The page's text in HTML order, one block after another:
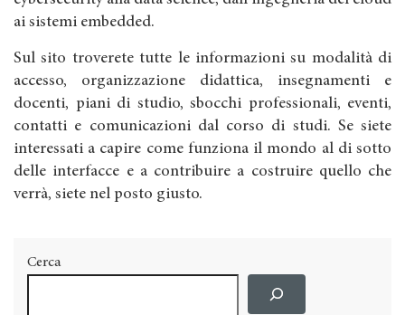
ai sistemi embedded.
Sul sito troverete tutte le informazioni su modalità di
accesso, organizzazione didattica, insegnamenti e
docenti, piani di studio, sbocchi professionali, eventi,
contatti e comunicazioni dal corso di studi. Se siete
interessati a capire come funziona il mondo al di sotto
delle interfacce e a contribuire a costruire quello che
verrà, siete nel posto giusto.
Cerca